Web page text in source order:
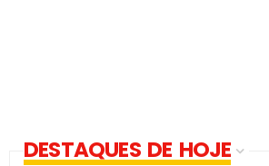
DESTAQUES DE HOJE